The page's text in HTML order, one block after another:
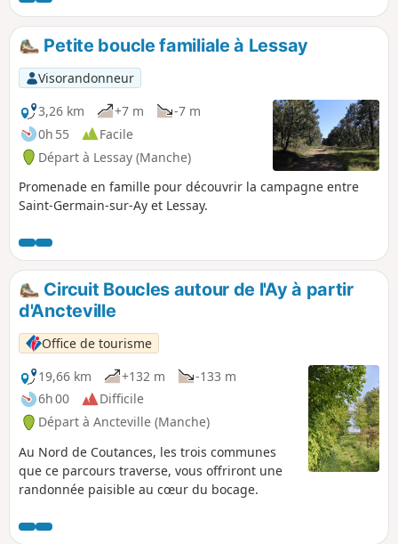
Petite boucle familiale à Lessay
Visorandonneur
3,26 km
+7 m
-7 m
0h 55
Facile
Départ à Lessay (Manche)
Promenade en famille pour découvrir la campagne entre
Saint-Germain-sur-Ay et Lessay.
Circuit Boucles autour de l'Ay à partir
d'Ancteville
Office de tourisme
19,66 km
+132 m
-133 m
6h 00
Difficile
Départ à Ancteville (Manche)
Au Nord de Coutances, les trois communes
que ce parcours traverse, vous offriront une
randonnée paisible au cœur du bocage.